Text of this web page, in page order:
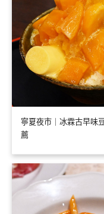
寧夏夜市｜冰霖古早味
薦